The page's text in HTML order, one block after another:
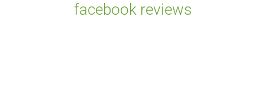
facebook reviews